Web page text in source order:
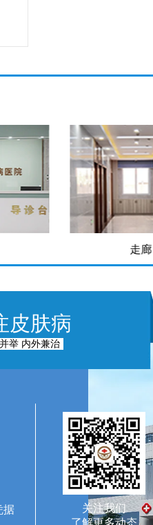
手术室
皮肤病
举 内外兼治
据
关注我们
了解更多动态